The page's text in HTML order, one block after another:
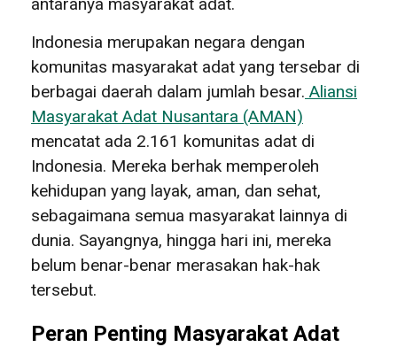
Indonesia merupakan negara dengan
komunitas masyarakat adat yang tersebar di
berbagai daerah dalam jumlah besar. Aliansi
Masyarakat Adat Nusantara (AMAN)
mencatat ada 2.161 komunitas adat di
Indonesia. Mereka berhak memperoleh
kehidupan yang layak, aman, dan sehat,
sebagaimana semua masyarakat lainnya di
dunia. Sayangnya, hingga hari ini, mereka
belum benar-benar merasakan hak-hak
tersebut.
Peran Penting Masyarakat Adat